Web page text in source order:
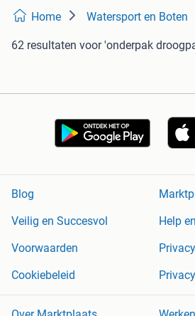
Home Watersport en Boten
62 resultaten voor 'onderpak
Blog
Veilig en Succesvol
Help
Voorwaarden
Cookiebeleid